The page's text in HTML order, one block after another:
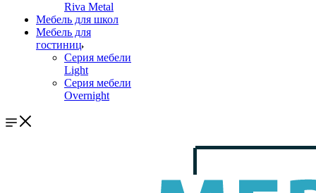
Riva Metal
Мебель для школ
Мебель для
гостиниц
Серия мебели
Light
Серия мебели
Overnight